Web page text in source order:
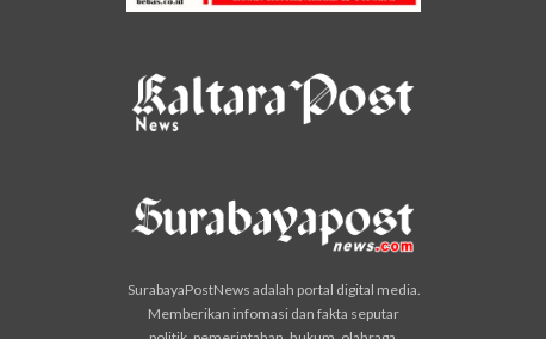
SurabayaPostNews adalah portal digital media.
Memberikan infomasi dan fakta seputar